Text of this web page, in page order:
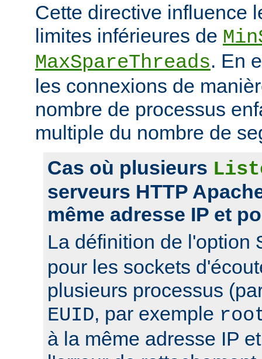
Cette directive influence
limites inférieures de
MaxSpareThreads. En
les connexions de
nombre de processus
multiple du nombre de
Cas où plusieurs
serveurs HTTP
même adresse IP et
La définition de l'option
pour les sockets
plusieurs processus
EUID, par exemple
à la même adresse IP